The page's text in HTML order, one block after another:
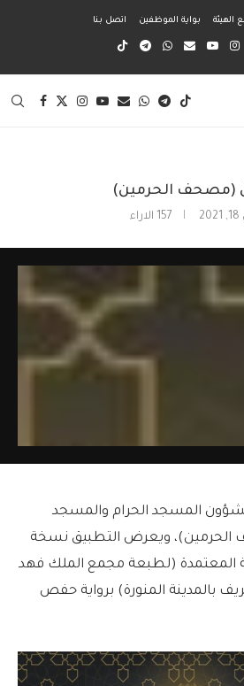
الهيئة بواية الموظفين اتصل بنا
(مصحف الحرمين)
157 الاراء
المسجد الحرام والمسجد
الحرمين)، ويعرض التطبيق نسخة
المعتمدة (لطبعة مجمع الملك فهد
بالمدينة المنورة) برواية حفص